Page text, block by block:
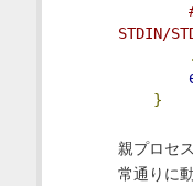
STDIN/
}
親プロセ
常通りに